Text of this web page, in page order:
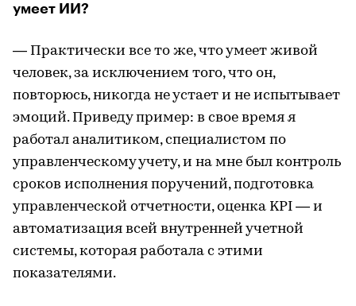
умеет ИИ?
— Практически все то же, что умеет живой
человек, за исключением того, что он,
повторюсь, никогда не устает и не испытывает
эмоций. Приведу пример: в свое время я
работал аналитиком, специалистом по
управленческому учету, и на мне был контроль
сроков исполнения поручений, подготовка
управленческой отчетности, оценка KPI — и
автоматизация всей внутренней учетной
системы, которая работала с этими
показателями.